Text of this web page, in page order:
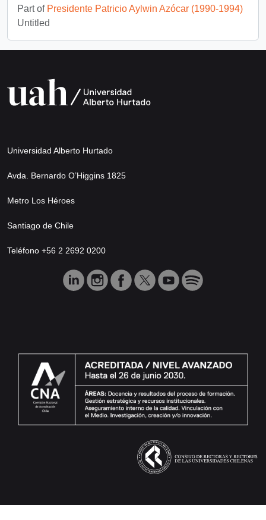
Part of Presidente Patricio Aylwin Azócar (1990-1994)
Untitled
Universidad Alberto Hurtado
Avda. Bernardo O’Higgins 1825
Metro Los Héroes
Santiago de Chile
Teléfono +56 2 2692 0200